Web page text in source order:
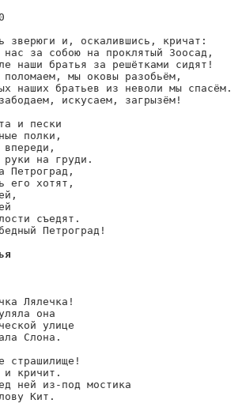
зверюги и, оскалившись, кричат:
за собою на проклятый Зоосад,
наши братья за решётками сидят!
поломаем, мы оковы разобьём,
наших братьев из неволи мы спасём.
искусаем, загрызём!
и пески
полки,
руки на груди.
Петроград,
его хотят,
съедят.
Петроград!
Лялечка!
она
улице
Слона.
страшилище!
и кричит.
ней из-под мостика
Кит.